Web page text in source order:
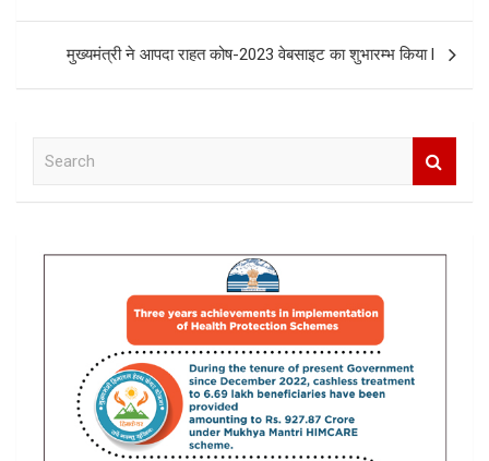
मुख्यमंत्री ने आपदा राहत कोष-2023 वेबसाइट का शुभारम्भ किया l